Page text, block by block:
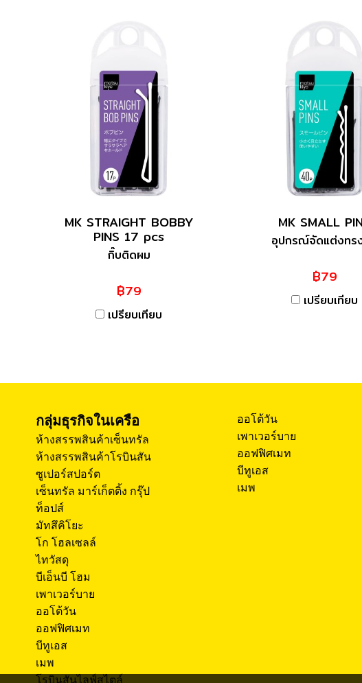
MK STRAIGHT BOBBY
PINS 17 pcs
กิ๊บติดผม
฿79
เปรียบเทียบ
MK SMALL
อุปกรณ์จัดแต่งทร
฿79
เปรียบเทียบ
กลุ่มธุรกิจในเครือ
ห้างสรรพสินค้าเซ็นทรัล
ห้างสรรพสินค้าโรบินสัน
ซูเปอร์สปอร์ต
เซ็นทรัล มาร์เก็ตติ้ง กรุ๊ป
ท็อปส์
มัทสึคิโยะ
โก โฮลเซลล์
ไทวัสดุ
บีเอ็นบี โฮม
เพาเวอร์บาย
ออโต้วัน
ออฟฟิศเมท
บีทูเอส
เมพ
โรบินสันไลฟ์สไตล์
ออโต้วัน
เพาเวอร์บาย
ออฟฟิศเมท
บีทูเอส
เมพ